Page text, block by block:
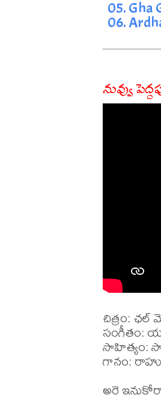
05. Gha
06.
నువ్వు
చిత్రం: ఛల్
సంగీతం:
సాహిత్యం:
గానం:
అరె